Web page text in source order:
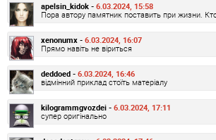
apelsin_kidok - 6.03.2024, 15:58
Пора автору памятник поставить при жизни.
xenonumx - 6.03.2024, 16:07
Прямо навіть не віриться
deddoed - 6.03.2024, 16:46
відмінний приклад стоїть матеріалу
kilogrammgvozdei - 6.03.2024, 17:11
супер оригінально